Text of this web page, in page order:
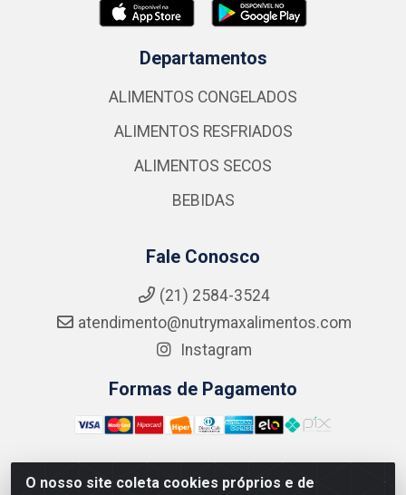
O nosso site coleta cookies próprios e de
Departamentos
ALIMENTOS CONGELADOS
ALIMENTOS RESFRIADOS
ALIMENTOS SECOS
BEBIDAS
Fale Conosco
(21) 2584-3524
atendimento@nutrymaxalimentos.com
Instagram
Formas de Pagamento